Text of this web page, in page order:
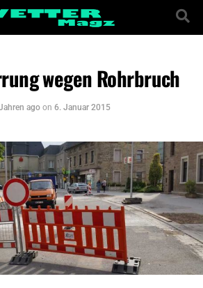
wegen Rohrbruch
ago on 6. Januar 2015